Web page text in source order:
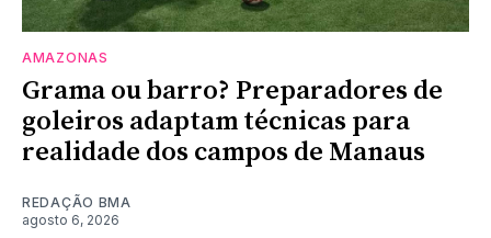
AMAZONAS
Grama ou barro? Preparadores de
goleiros adaptam técnicas para
realidade dos campos de Manaus
REDAÇÃO BMA
agosto 6, 2026